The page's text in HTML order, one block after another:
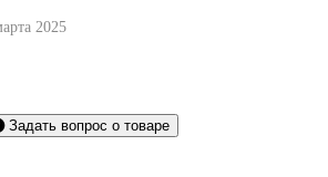
2025
Задать вопрос о товаре